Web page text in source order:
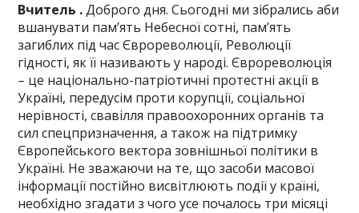
Вчитель .Доброго дня. Сьогодні ми зібрались аби
вшанувати пам’ять Небесної сотні, пам’ять
загиблих під час Єврореволюції, Революції
гідності, як її називають у народі. Єврореволюція
– це національно-патріотичні протестні акції в
Україні, передусім проти корупції, соціальної
нерівності, свавілля правоохоронних органів та
сил спецпризначення, а також на підтримку
Європейського вектора зовнішньої політики в
Україні. Не зважаючи на те, що засоби масової
інформації постійно висвітлюють події у країні,
необхідно згадати з чого усе почалось три місяці